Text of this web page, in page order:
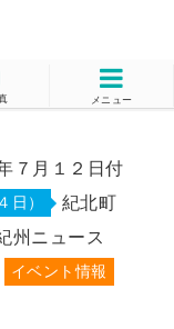
メニュー
７月１２日付
日） 紀北町
州ニュース
イベント情報